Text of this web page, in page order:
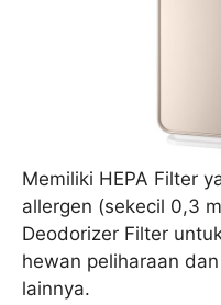
Memiliki HEPA Filter
allergen (sekecil 0,3
Deodorizer Filter
hewan peliharaan
lainnya.